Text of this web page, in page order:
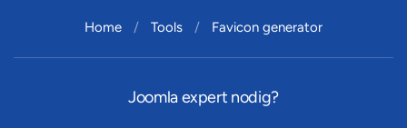
Home Tools Favicon generator
Joomla expert nodig?